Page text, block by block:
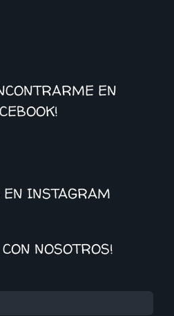
EN
EN INSTAGRAM
CON NOSOTROS!